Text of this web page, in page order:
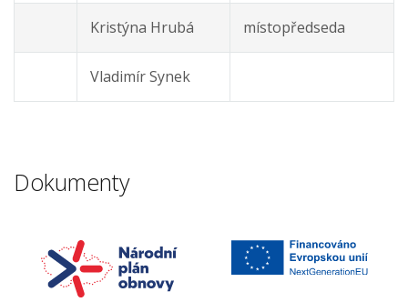
Kristýna Hrubá místopředseda
Vladimír Synek
Dokumenty